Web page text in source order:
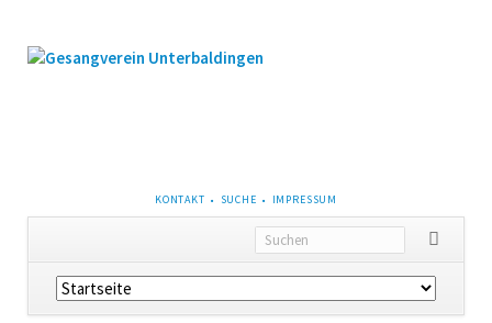
NAVIGATION
ÜBERSPRINGEN
KONTAKT SUCHE IMPRESSUM
Navigation
überspringen